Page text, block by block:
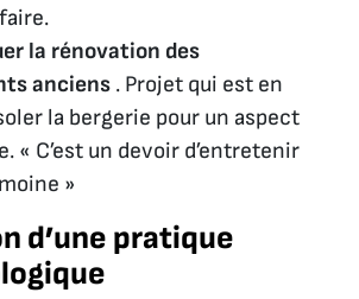
la rénovation des
anciens . Projet qui est en
la bergerie pour un aspect
« C’est un devoir d’entretenir
»
d’une pratique